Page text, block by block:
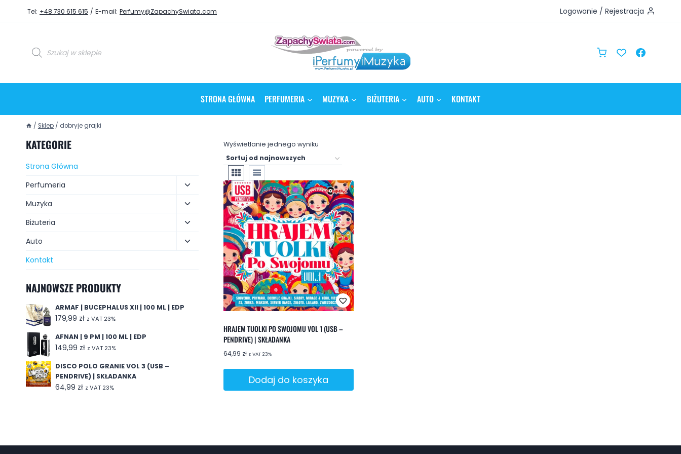
Tel: +48 730 615 615 / E-mail: Perfumy@ZapachySwiata.com Logowanie / Rejestracja
STRONA GŁÓWNA PERFUMERIA MUZYKA BIŻUTERIA AUTO KONTAKT
/ Sklep / dobryje grajki
Wyświetlanie jednego wyniku
HRAJEM TUOLKI PO SWOJOMU VOL 1 (USB –
PENDRIVE) | SKŁADANKA
64,99 zł z VAT 23%
Dodaj do koszyka
KATEGORIE
Strona Główna
Perfumeria
Muzyka
Biżuteria
Auto
Kontakt
NAJNOWSZE PRODUKTY
ARMAF | BUCEPHALUS XII | 100 ML | EDP
179,99 zł z VAT 23%
AFNAN | 9 PM | 100 ML | EDP
149,99 zł z VAT 23%
DISCO POLO GRANIE VOL 3 (USB –
PENDRIVE) | SKŁADANKA
64,99 zł z VAT 23%